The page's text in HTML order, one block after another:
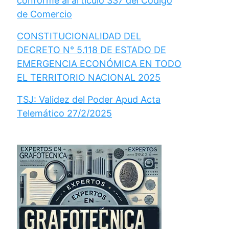
de Comercio
CONSTITUCIONALIDAD DEL
DECRETO N° 5.118 DE ESTADO DE
EMERGENCIA ECONÓMICA EN TODO
EL TERRITORIO NACIONAL 2025
TSJ: Validez del Poder Apud Acta
Telemático 27/2/2025